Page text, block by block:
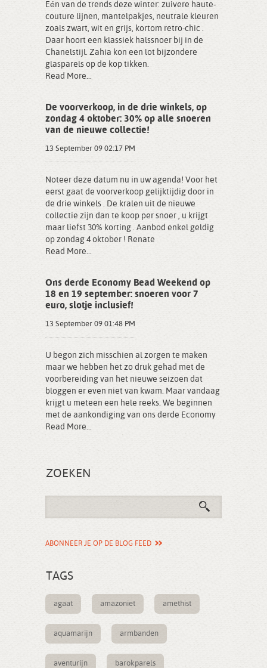
Eén van de trends deze winter: zuivere haute-
couture lijnen, mantelpakjes, neutrale kleuren
zoals zwart, wit en grijs, kortom retro-chic .
Daar hoort een klassiek halssnoer bij in de
Chanelstijl. Zahia kon een lot bijzondere
glasparels op de kop tikken.
Read More...
De voorverkoop, in de drie winkels, op
zondag 4 oktober: 30% op alle snoeren
van de nieuwe collectie!
13 September 09 02:17 PM
Noteer deze datum nu in uw agenda! Voor het
eerst gaat de voorverkoop gelijktijdig door in
de drie winkels . De kralen uit de nieuwe
collectie zijn dan te koop per snoer , u krijgt
maar liefst 30% korting . Aanbod enkel geldig
op zondag 4 oktober ! Renate
Read More...
Ons derde Economy Bead Weekend op
18 en 19 september: snoeren voor 7
euro, slotje inclusief!
13 September 09 01:48 PM
U begon zich misschien al zorgen te maken
maar we hebben het zo druk gehad met de
voorbereiding van het nieuwe seizoen dat
bloggen er even niet van kwam. Maar vandaag
krijgt u meteen een hele reeks. We beginnen
met de aankondiging van ons derde Economy
Read More...
ZOEKEN
ABONNEER JE OP DE BLOG FEED
TAGS
agaat amazoniet amethist
aquamarijn armbanden
aventurijn barokparels